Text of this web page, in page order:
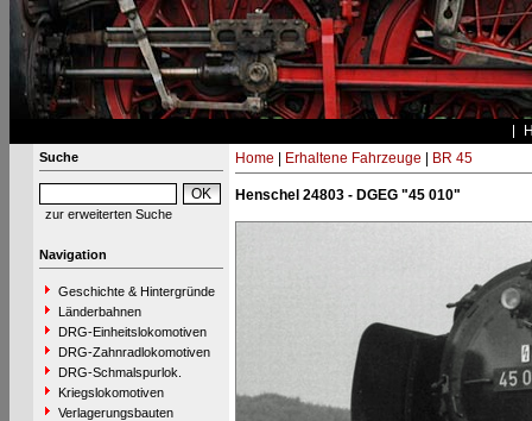
Suche
zur erweiterten Suche
Navigation
Geschichte & Hintergründe
Länderbahnen
DRG-Einheitslokomotiven
DRG-Zahnradlokomotiven
DRG-Schmalspurlok.
Kriegslokomotiven
Verlagerungsbauten
Home Erhaltene Fahrzeuge BR 45
Henschel 24803 - DGEG "45 010"